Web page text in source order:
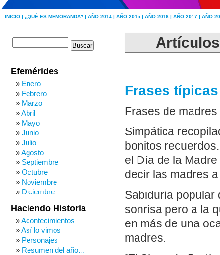
INICIO | ¿QUÉ ES MEMORANDA? | AÑO 2014 | AÑO 2015 | AÑO 2016 | AÑO 2017 | AÑO
Artículos
Frases
Frases de
Simpática
bonitos
el Día de la
decir las madres
Sabiduría popular
sonrisa pero a la
en más de una
madres.
Efemérides
Enero
Febrero
Marzo
Abril
Mayo
Junio
Julio
Agosto
Septiembre
Octubre
Noviembre
Diciembre
Haciendo Historia
Acontecimientos
Así lo vimos
Personajes
Resumen del año…